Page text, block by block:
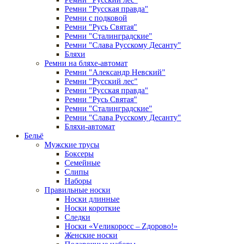
Ремни "Русская правда"
Ремни с подковой
Ремни "Русь Святая"
Ремни "Сталинградские"
Ремни "Слава Русскому Десанту"
Бляхи
Ремни на бляхе-автомат
Ремни "Александр Невский"
Ремни "Русский лес"
Ремни "Русская правда"
Ремни "Русь Святая"
Ремни "Сталинградские"
Ремни "Слава Русскому Десанту"
Бляхи-автомат
Бельё
Мужские трусы
Боксеры
Семейные
Слипы
Наборы
Правильные носки
Носки длинные
Носки короткие
Следки
Носки «Vеликоросс – Zдорово!»
Женские носки